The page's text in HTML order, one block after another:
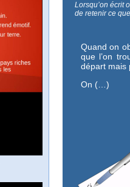
Lorsqu’on écrit
de retenir ce
Quand on
que l’on
départ mais
On (…)